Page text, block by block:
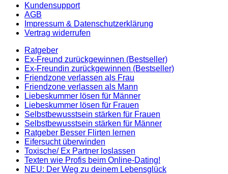
Kundensupport
AGB
Impressum & Datenschutzerklärung
Vertrag widerrufen
Ratgeber
Ex-Freund zurückgewinnen (Bestseller)
Ex-Freundin zurückgewinnen (Bestseller)
Friendzone verlassen als Frau
Friendzone verlassen als Mann
Liebeskummer lösen für Männer
Liebeskummer lösen für Frauen
Selbstbewusstsein stärken für Frauen
Selbstbewusstsein stärken für Männer
Ratgeber Besser Flirten lernen
Eifersucht überwinden
Toxische/ Ex Partner loslassen
Texten wie Profis beim Online-Dating!
NEU: Der Weg zu deinem Lebensglück